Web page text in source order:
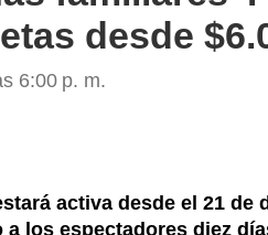
desde
6:00 p. m.
activa desde el 21 de
a los espectadores diez